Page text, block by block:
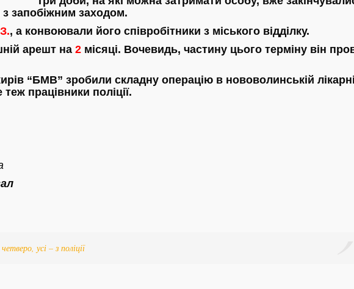
запобіжним заходом.
, а конвоювали його співробітники з міського відділку.
арешт на 2 місяці. Вочевидь, частину цього терміну він
“БМВ” зробили складну операцію в нововолинській
працівники поліції.
усі – з поліції